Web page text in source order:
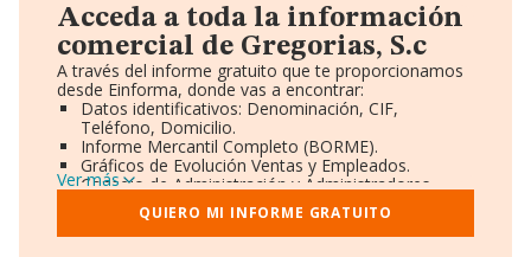
Acceda a toda la información
comercial de Gregorias, S.c
A través del informe gratuito que te proporcionamos
desde Einforma, donde vas a encontrar:
Datos identificativos: Denominación, CIF,
Teléfono, Domicilio.
Informe Mercantil Completo (BORME).
Gráficos de Evolución Ventas y Empleados.
Consejo de Administración y Administradores.
Directivos y Ejecutivos.
Accionistas.
Participaciones y Vinculaciones en otras empresas.
Ver más
QUIERO MI INFORME GRATUITO